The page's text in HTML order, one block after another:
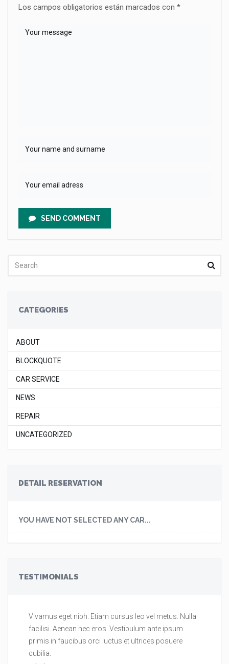
Los campos obligatorios están marcados con *
SEND COMMENT
CATEGORIES
ABOUT
BLOCKQUOTE
CAR SERVICE
NEWS
REPAIR
UNCATEGORIZED
DETAIL RESERVATION
YOU HAVE NOT SELECTED ANY CAR...
TESTIMONIALS
Vivamus eget nibh. Etiam cursus leo vel metus. Nulla
facilisi. Aenean nec eros. Vestibulum ante ipsum
primis in faucibus orci luctus et ultrices posuere
cubilia.